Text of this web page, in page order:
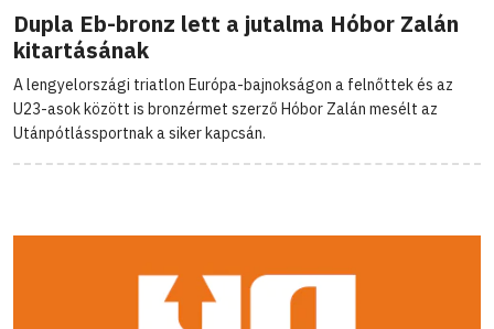
Dupla Eb-bronz lett a jutalma Hóbor Zalán
kitartásának
A lengyelországi triatlon Európa-bajnokságon a felnőttek és az
U23-asok között is bronzérmet szerző Hóbor Zalán mesélt az
Utánpótlássportnak a siker kapcsán.